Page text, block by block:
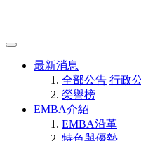
最新消息
全部公告 行政
榮譽榜
EMBA介紹
EMBA沿革
特色與優勢